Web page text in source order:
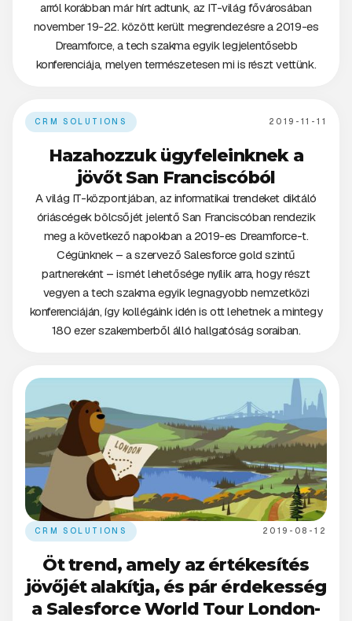
arról korábban már hírt adtunk, az IT-világ fővárosában
november 19-22. között került megrendezésre a 2019-es
Dreamforce, a tech szakma egyik legjelentősebb
konferenciája, melyen természetesen mi is részt vettünk.
CRM SOLUTIONS 2019-11-11
Hazahozzuk ügyfeleinknek a
jövőt San Franciscóból
A világ IT-központjában, az informatikai trendeket diktáló
óriáscégek bölcsőjét jelentő San Franciscóban rendezik
meg a következő napokban a 2019-es Dreamforce-t.
Cégünknek – a szervező Salesforce gold szintű
partnereként – ismét lehetősége nyílik arra, hogy részt
vegyen a tech szakma egyik legnagyobb nemzetközi
konferenciáján, így kollégáink idén is ott lehetnek a mintegy
180 ezer szakemberből álló hallgatóság soraiban.
CRM SOLUTIONS 2019-08-12
Öt trend, amely az értékesítés
jövőjét alakítja, és pár érdekesség
a Salesforce World Tour London-